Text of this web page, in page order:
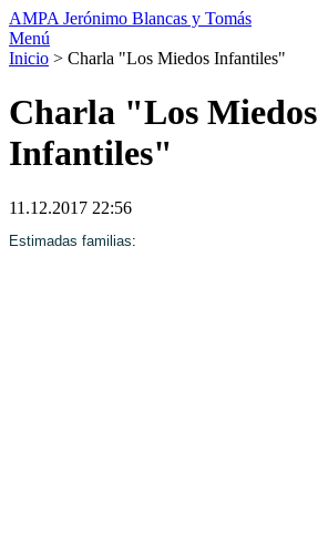
AMPA Jerónimo Blancas y Tomás
Menú
Inicio > Charla "Los Miedos Infantiles"
Charla "Los Miedos
Infantiles"
11.12.2017 22:56
Estimadas familias: